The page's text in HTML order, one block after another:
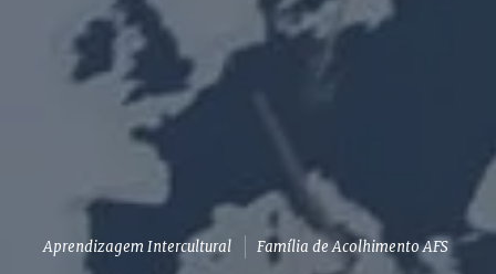
Aprendizagem Intercultural Família de Acolhimento AFS